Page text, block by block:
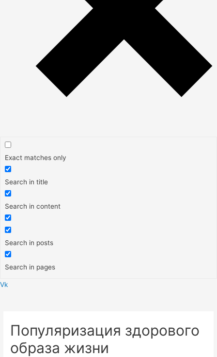
Exact matches only
Search in title
Search in content
Search in posts
Search in pages
Vk
Популяризация здорового
образа жизни